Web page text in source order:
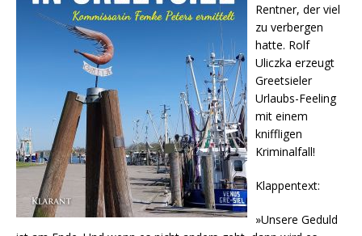
Rentner, der viel
zu verbergen
hatte. Rolf
Uliczka erzeugt
Greetsieler
Urlaubs-Feeling
mit einem
kniffligen
Kriminalfall!
Klappentext:
»Unsere Geduld